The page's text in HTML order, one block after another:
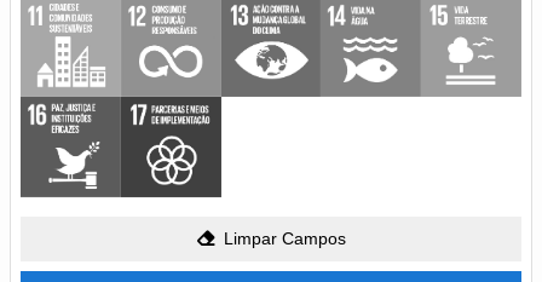
Limpar Campos